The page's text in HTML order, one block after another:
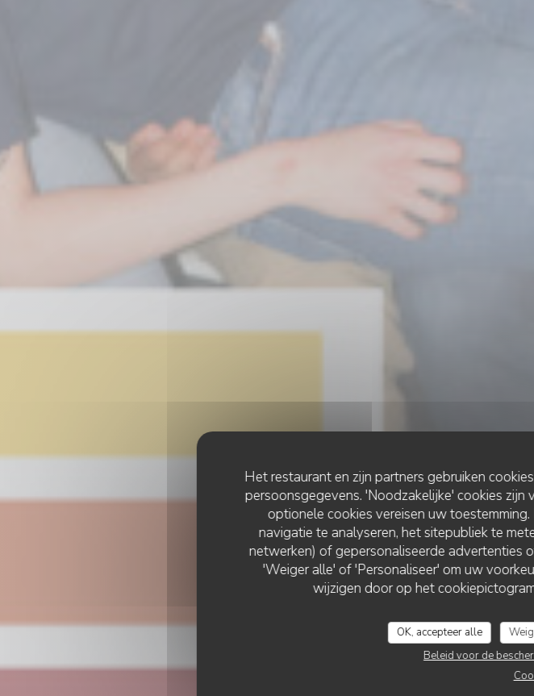
Het restaurant en zijn partners gebruiken
persoonsgegevens. 'Noodzakelijke' cookies
optionele cookies vereisen uw
navigatie te analyseren, het sitepubliek te
netwerken) of gepersonaliseerde advertenties
'Weiger alle' of 'Personaliseer' om uw
wijzigen door op het
OK, accepteer alle
Beleid voor de
KROEG •